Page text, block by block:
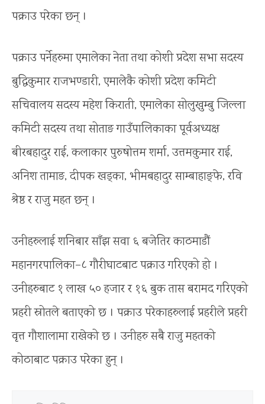
पक्राउ परेका छन् ।
पक्राउ पर्नेहरुमा एमालेका नेता तथा कोशी प्रदेश सभा सदस्य
बुद्धिकुमार राजभण्डारी, एमालेकै कोशी प्रदेश कमिटी
सचिवालय सदस्य महेश किराती, एमालेका सोलुखुम्बु जिल्ला
कमिटी सदस्य तथा सोताङ गाउँपालिकाका पूर्वअध्यक्ष
बीरबहादुर राई, कलाकार पुरुषोत्तम शर्मा, उत्तमकुमार राई,
अनिश तामाङ, दीपक खड्का, भीमबहादुर साम्बाहाङ्फे, रवि
श्रेष्ठ र राजु महत छन् ।
उनीहरुलाई शनिबार साँझ सवा ६ बजेतिर काठमाडौं
महानगरपालिका–८ गौरीघाटबाट पक्राउ गरिएको हो ।
उनीहरुबाट १ लाख ५० हजार र १६ बुक तास बरामद गरिएको
प्रहरी स्रोतले बताएको छ । पक्राउ परेकाहरुलाई प्रहरीले प्रहरी
वृत्त गौशालामा राखेको छ । उनीहरु सबै राजु महतको
कोठाबाट पक्राउ परेका हुन् ।